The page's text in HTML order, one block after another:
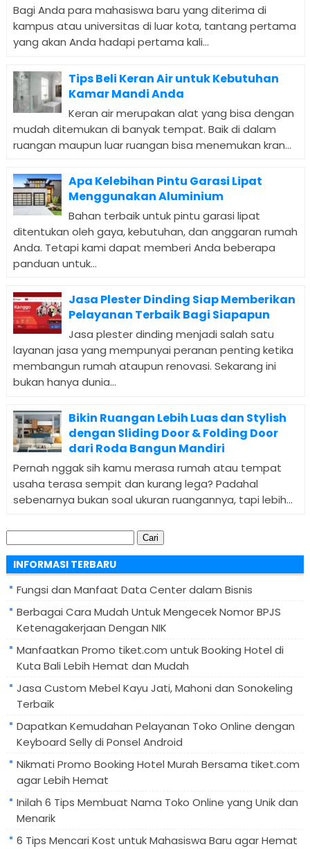
Bagi Anda para mahasiswa baru yang diterima di
kampus atau universitas di luar kota, tantang pertama
yang akan Anda hadapi pertama kali...
Tips Beli Keran Air untuk Kebutuhan
Kamar Mandi Anda
Keran air merupakan alat yang bisa dengan
mudah ditemukan di banyak tempat. Baik di dalam
ruangan maupun luar ruangan bisa menemukan kran...
Apa Kelebihan Pintu Garasi Lipat
Menggunakan Aluminium
Bahan terbaik untuk pintu garasi lipat
ditentukan oleh gaya, kebutuhan, dan anggaran rumah
Anda. Tetapi kami dapat memberi Anda beberapa
panduan untuk...
Jasa Plester Dinding Siap Memberikan
Pelayanan Terbaik Bagi Siapapun
Jasa plester dinding menjadi salah satu
layanan jasa yang mempunyai peranan penting ketika
membangun rumah ataupun renovasi. Sekarang ini
bukan hanya dunia...
Bikin Ruangan Lebih Luas dan Stylish
dengan Sliding Door & Folding Door
dari Roda Bangun Mandiri
Pernah nggak sih kamu merasa rumah atau tempat
usaha terasa sempit dan kurang lega? Padahal
sebenarnya bukan soal ukuran ruangannya, tapi lebih...
Cari
untuk:
INFORMASI TERBARU
Fungsi dan Manfaat Data Center dalam Bisnis
Berbagai Cara Mudah Untuk Mengecek Nomor BPJS
Ketenagakerjaan Dengan NIK
Manfaatkan Promo tiket.com untuk Booking Hotel di
Kuta Bali Lebih Hemat dan Mudah
Jasa Custom Mebel Kayu Jati, Mahoni dan Sonokeling
Terbaik
Dapatkan Kemudahan Pelayanan Toko Online dengan
Keyboard Selly di Ponsel Android
Nikmati Promo Booking Hotel Murah Bersama tiket.com
agar Lebih Hemat
Inilah 6 Tips Membuat Nama Toko Online yang Unik dan
Menarik
6 Tips Mencari Kost untuk Mahasiswa Baru agar Hemat